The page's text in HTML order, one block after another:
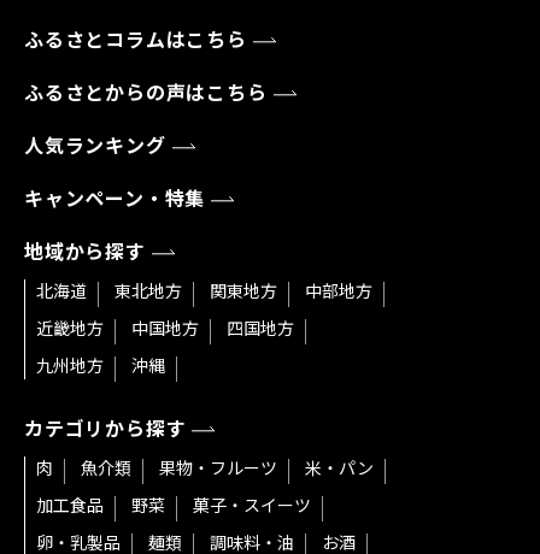
ふるさとコラムはこちら
ふるさとからの声はこちら
人気ランキング
キャンペーン・特集
地域から探す
北海道 東北地方 関東地方
中部地方
近畿地方
中国地方
四国地方
九州地方
沖縄
カテゴリから探す
肉 魚介類 果物・フルーツ
米・パン
加工食品
野菜
菓子・スイーツ
卵・乳製品
麺類 調味料・油
お酒